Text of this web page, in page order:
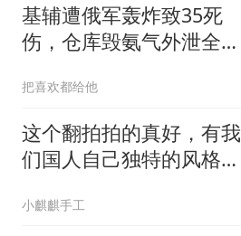
基辅遭俄军轰炸致35死
伤，仓库毁氨气外泄全城
把喜欢都给他
这个翻拍拍的真好，有我
们国人自己独特的风格魅
小麒麒手工